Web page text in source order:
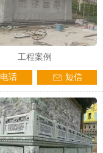
工程案例
电话 短信